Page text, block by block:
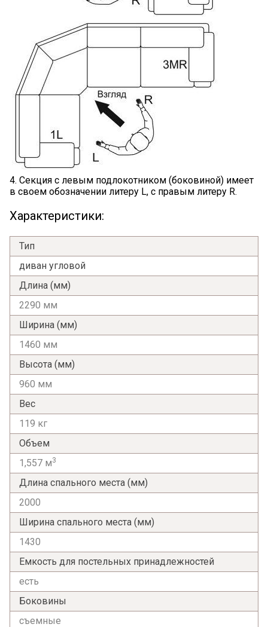
Я ознакомлен сПолитикой в отношении
обработки персональных данных и
4. Секция с левым подлокотником (боковиной) имеет
в своем обозначении литеру L, с правым литеру R.
Характеристики:
Тип
диван угловой
Длина (мм)
2290 мм
Ширина (мм)
1460 мм
Высота (мм)
960 мм
Вес
119 кг
Объем
1,557 м3
Длина спального места (мм)
2000
Ширина спального места (мм)
1430
Емкость для постельных принадлежностей
есть
Боковины
съемные